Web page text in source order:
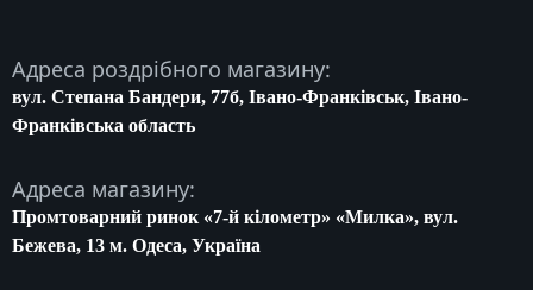
Адреса роздрібного магазину:
вул. Степана Бандери, 77б, Івано-Франківськ, Івано-
Франківська область
Адреса магазину:
Промтоварний ринок «7-й кілометр» «Милка», вул.
Бежева, 13 м. Одеса, Україна